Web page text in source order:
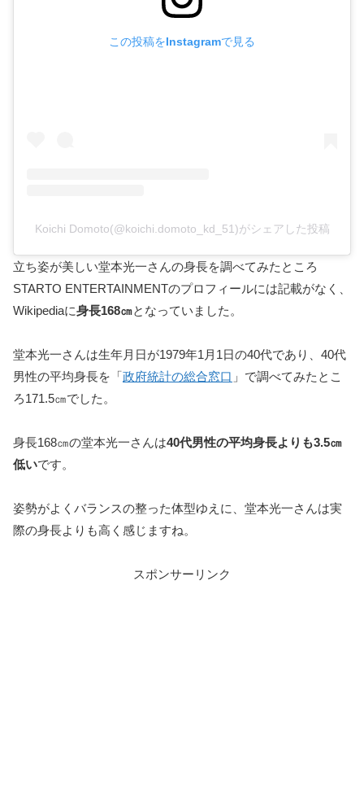
この投稿をInstagramで見る
Koichi Domoto(@koichi.domoto_kd_51)がシェアした投稿
立ち姿が美しい堂本光一さんの身長を調べてみたところ
STARTO ENTERTAINMENTのプロフィールには記載がなく、
Wikipediaに身長168㎝となっていました。
堂本光一さんは生年月日が1979年1月1日の40代であり、40代
男性の平均身長を「政府統計の総合窓口 」で調べてみたとこ
ろ171.5㎝でした。
身長168㎝の堂本光一さんは40代男性の平均身長よりも3.5㎝
低いです。
姿勢がよくバランスの整った体型ゆえに、堂本光一さんは実
際の身長よりも高く感じますね。
スポンサーリンク